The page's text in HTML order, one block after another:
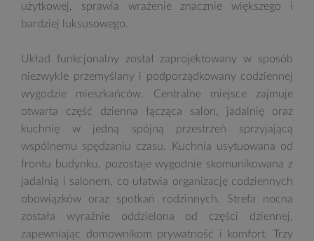
użytkowej, sprawia wrażenie znacznie większego i
bardziej luksusowego.
Układ funkcjonalny został zaprojektowany w sposób
niezwykle przemyślany i podporządkowany codziennej
wygodzie mieszkańców. Centralne miejsce zajmuje
otwarta część dzienna łącząca salon, jadalnię oraz
kuchnię w jedną spójną przestrzeń sprzyjającą
wspólnemu spędzaniu czasu. Kuchnia usytuowana od
frontu budynku, pozostaje wygodnie skomunikowana z
jadalnią i salonem, co ułatwia organizację codziennych
obowiązków oraz spotkań rodzinnych. Strefa nocna
została wyraźnie oddzielona od części dziennej,
zapewniając domownikom prywatność i komfort. Trzy